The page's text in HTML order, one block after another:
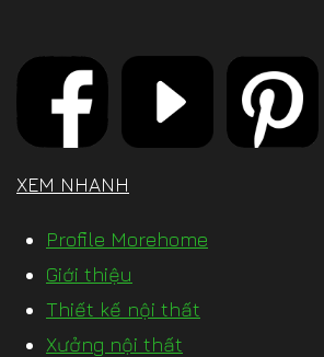
XEM NHANH
Profile Morehome
Giới thiệu
Thiết kế nội thất
Xưởng nội thất